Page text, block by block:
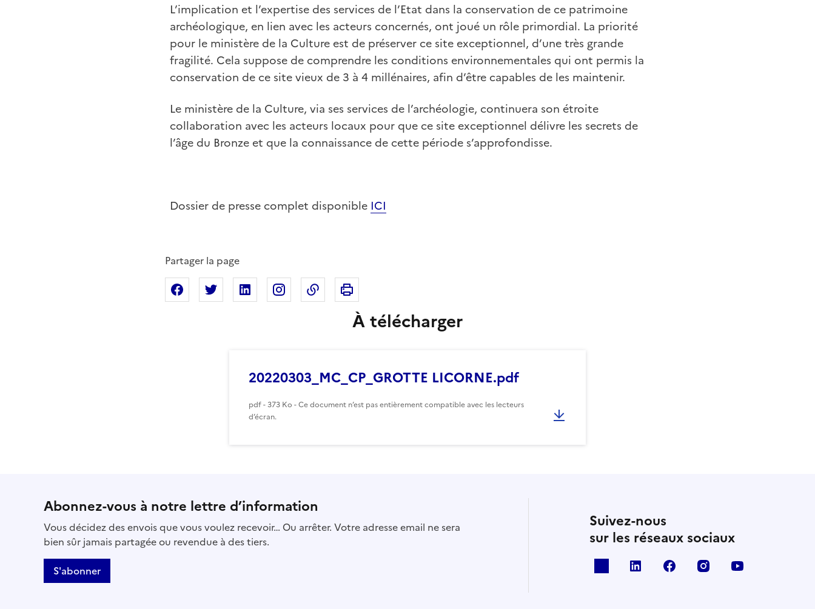
L’implication et l’expertise des services de l’Etat dans la conservation de ce patrimoine
archéologique, en lien avec les acteurs concernés, ont joué un rôle primordial. La priorité
pour le ministère de la Culture est de préserver ce site exceptionnel, d’une très grande
fragilité. Cela suppose de comprendre les conditions environnementales qui ont permis la
conservation de ce site vieux de 3 à 4 millénaires, afin d’être capables de les maintenir.
Le ministère de la Culture, via ses services de l’archéologie, continuera son étroite
collaboration avec les acteurs locaux pour que ce site exceptionnel délivre les secrets de
l’âge du Bronze et que la connaissance de cette période s’approfondisse.
Dossier de presse complet disponible ICI
Partager la page
Partager sur Facebook
Partager sur XPartager sur Linkedin
Partager sur Instagram
Copier dans le presse-papier
Imprimer cette page
À télécharger
20220303_MC_CP_GROTTE LICORNE.pdf
pdf - 373 Ko - Ce document n’est pas entièrement compatible avec les lecteurs
d’écran.
Abonnez-vous à notre lettre d’information
Vous décidez des envois que vous voulez recevoir… Ou arrêter. Votre adresse email ne sera
bien sûr jamais partagée ou revendue à des tiers.
S'abonner
Suivez-nous
sur les réseaux sociaux
linkedin facebook instagram